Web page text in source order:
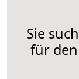
Sie
für